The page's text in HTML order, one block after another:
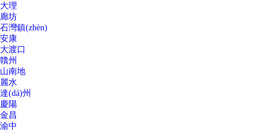
大理
廊坊
石灣鎮(zhèn)
安康
大渡口
贛州
山南地
麗水
達(dá)州
慶陽
金昌
渝中